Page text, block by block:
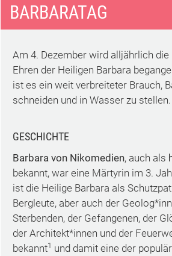
KALENDER-
DOWNLOAD
TERMINE
IMPRESSUM
BARBARATAG
Am 4. Dezember wird alljährlich die
Ehren der Heiligen Barbara
ist es ein weit verbreiteter Brauch,
schneiden und in Wasser zu stellen.
GESCHICHTE
Barbara von Nikomedien, auch als
bekannt, war eine Märtyrin im 3.
ist die Heilige Barbara als
Bergleute, aber auch der
Sterbenden, der Gefangenen, der
der Architekt*innen und der
bekannt1 und damit eine der